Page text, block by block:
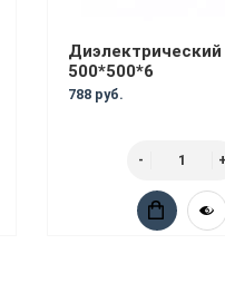
500*500*6
788 руб.